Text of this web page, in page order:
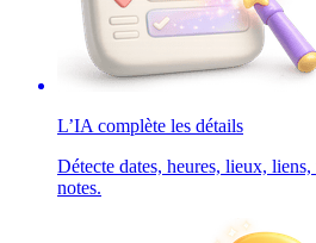
L’IA complète les détails
Détecte dates, heures, lieux,
notes.